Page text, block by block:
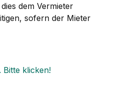
dem Vermieter
sofern der Mieter
klicken!